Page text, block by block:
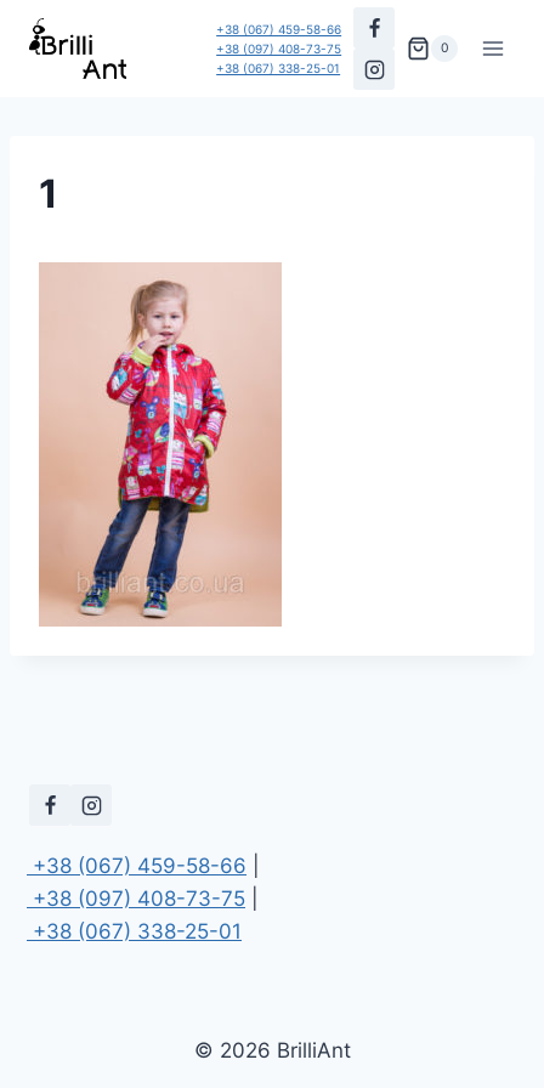
Перейти
+38 (067) 459-58-66
+38 (097) 408-73-75
+38 (067) 338-25-01
0
1
+38 (067) 459-58-66
+38 (097) 408-73-75
+38 (067) 338-25-01
© 2026 BrilliAnt